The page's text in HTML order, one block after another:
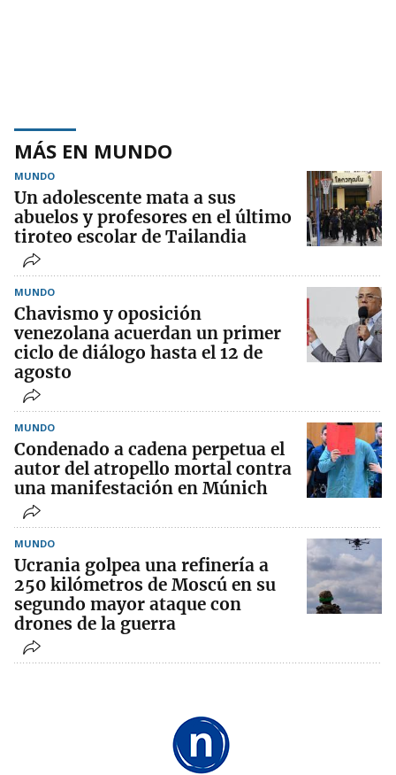
MÁS EN MUNDO
MUNDO
Un adolescente mata a sus
abuelos y profesores en el último
tiroteo escolar de Tailandia
MUNDO
Chavismo y oposición
venezolana acuerdan un primer
ciclo de diálogo hasta el 12 de
agosto
MUNDO
Condenado a cadena perpetua el
autor del atropello mortal contra
una manifestación en Múnich
MUNDO
Ucrania golpea una refinería a
250 kilómetros de Moscú en su
segundo mayor ataque con
drones de la guerra